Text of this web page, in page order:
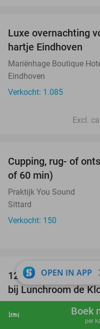
shopping_cart
hotel Boek
per
Luxe overnachting
hartje Eindhoven
Mariënhage Boutique
Eindhoven
Verkocht: 1.085
Excl.
Cupping, rug- of
of 60 min)
Praktijk You Sound
Sittard
Verkocht: 150
12-uurtje naar
bij Lunchroom de
Lunchroom de Kloes
Geleen
OPEN IN APP